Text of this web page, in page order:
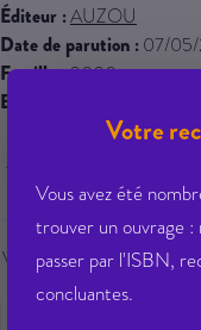
Votre
Vous avez été
trouver un ouvrage :
passer par l'ISBN,
concluantes.
Éditeur :AUZOU
Date de parution : 07/
Famille :0000
EAN 13 :
275,65 € PPTTC
Veuillez vousconnecter
au panier cet article.